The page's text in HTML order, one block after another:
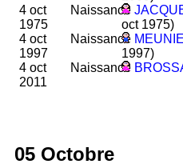
4 oct
1975
Naissance
oct 1975)
4 oct
1997
Naissance
1997)
4 oct
2011
Naissance
05 Octobre